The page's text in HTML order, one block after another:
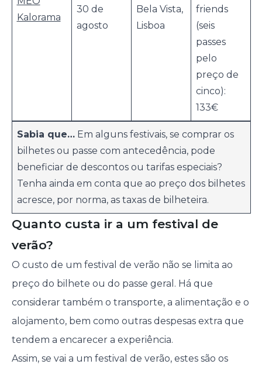
Kalorama
30 de
agosto
Bela Vista,
Lisboa
friends
(seis
passes
pelo
preço de
cinco):
133€
Sabia que…Em alguns festivais, se comprar os
bilhetes ou passe com antecedência, pode
beneficiar de descontos ou tarifas especiais?
Tenha ainda em conta que ao preço dos bilhetes
acresce, por norma, as taxas de bilheteira.
Quanto custa ir a um festival de
verão?
O custo de um festival de verão não se limita ao
preço do bilhete ou do passe geral. Há que
considerar também o transporte, a alimentação e o
alojamento, bem como outras despesas extra que
tendem a encarecer a experiência.
Assim, se vai a um festival de verão, estes são os